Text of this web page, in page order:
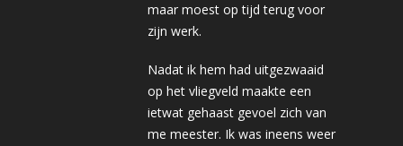
maar moest op tijd terug voor
zijn werk.
Nadat ik hem had uitgezwaaid
op het vliegveld maakte een
ietwat gehaast gevoel zich van
me meester. Ik was ineens weer